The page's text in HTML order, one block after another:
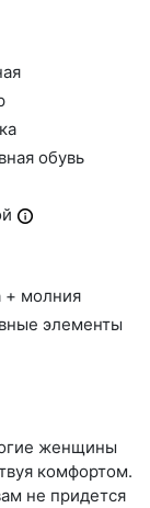
обувь
+ мол­ния
эле­мен­ты
женщины
комфортом.
не придется